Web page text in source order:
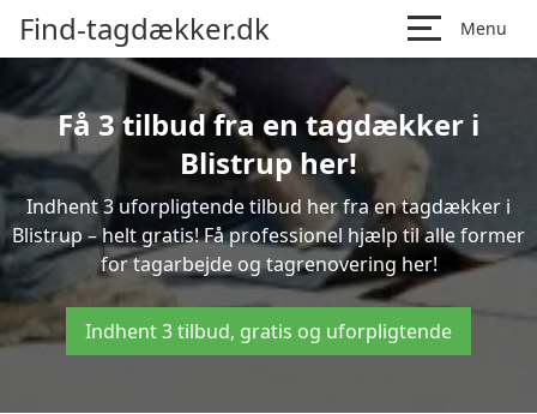
Find-tagdækker.dk Menu
Få 3 tilbud fra en tagdækker i
Blistrup her!
Indhent 3 uforpligtende tilbud her fra en tagdækker i
Blistrup – helt gratis! Få professionel hjælp til alle former
for tagarbejde og tagrenovering her!
Indhent 3 tilbud, gratis og uforpligtende